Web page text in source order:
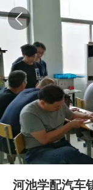
河池学配汽车